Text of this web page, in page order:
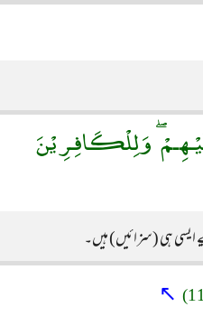
وَلِلْكَافِـرِيْنَ
ایسی ہی (سزائیں) ہیں۔
↖